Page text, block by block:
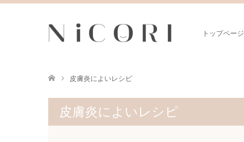
トップページ
皮膚炎によいレシピ
皮膚炎によいレシピ